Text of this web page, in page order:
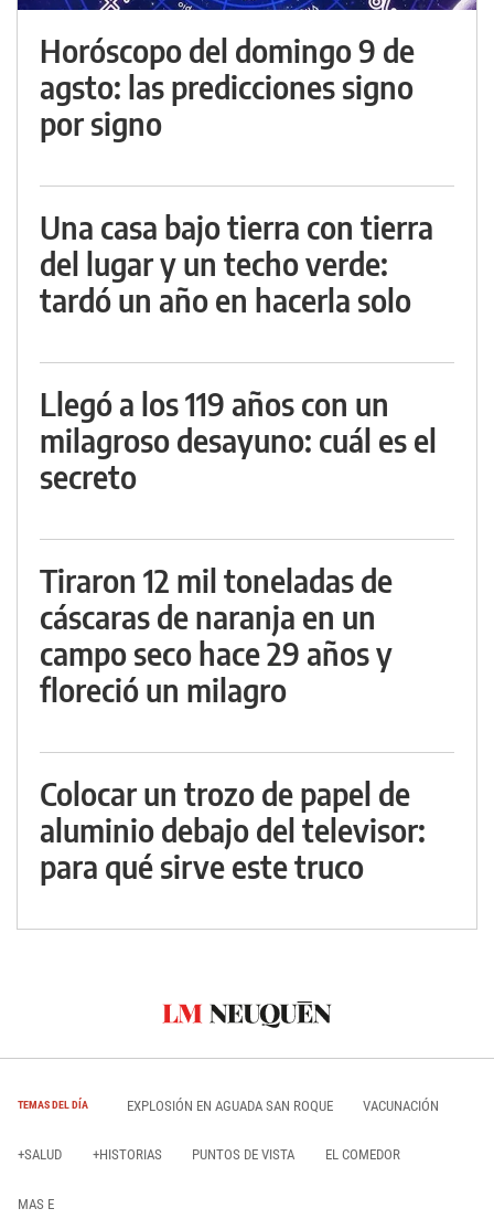
Horóscopo del domingo 9 de
agsto: las predicciones signo
por signo
Una casa bajo tierra con tierra
del lugar y un techo verde:
tardó un año en hacerla solo
Llegó a los 119 años con un
milagroso desayuno: cuál es el
secreto
Tiraron 12 mil toneladas de
cáscaras de naranja en un
campo seco hace 29 años y
floreció un milagro
Colocar un trozo de papel de
aluminio debajo del televisor:
para qué sirve este truco
TEMAS DEL DÍA EXPLOSIÓN EN AGUADA SAN ROQUE VACUNACIÓN
+SALUD +HISTORIAS PUNTOS DE VISTA EL COMEDOR
MAS E